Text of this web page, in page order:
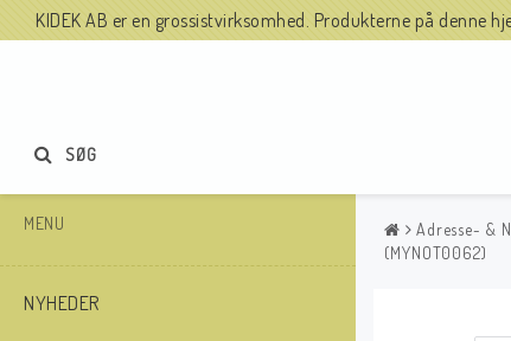
KIDEK AB er en grossistvirksomhed. Produkterne på
SØG
MENU
NYHEDER
Adresse- &
(MYNOT0062)